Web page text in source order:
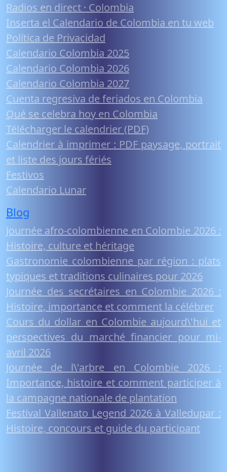
Radios en direct · Colombia
Inserta el Calendario de Colombia en tu web
Política de Privacidad
Calendario Colombia 2025
Calendario Colombia 2026
Calendario Colombia 2027
Cuenta regresiva de feriados en Colombia
Qué se celebra hoy en Colombia
Télécharger le calendrier (PDF)
Calendrier à imprimer : PDF paysage, portrait
et liste des jours fériés
Festivos
Calendario Lunar
Blog
Journée afro-colombienne en Colombie 2026 :
Histoire, culture et héritage
Gastronomie colombienne par région : plats
typiques et traditions culinaires pour 2026
Journée des secrétaires en Colombie 2026 :
Histoire, importance et comment la célébrer
Cours du dollar en Colombie aujourd\'hui et
perspectives du marché financier pour mi-
avril 2026
Journée de l\'arbre en Colombie 2026 :
Importance, histoire et comment participer à
la campagne nationale de plantation
Festival Vallenato Legend 2026 à Valledupar :
Histoire, concours et guide du participant